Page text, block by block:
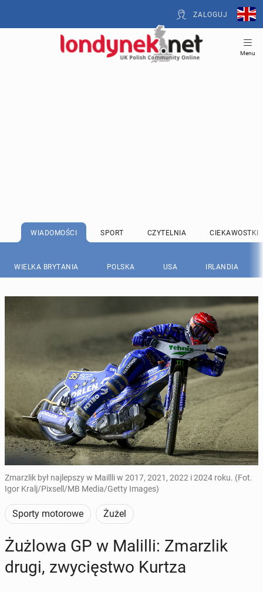
ZALOGUJ
Menu
WIADOMOŚCI SPORT CZYTELNIA CIEKAWOSTKI
WIELKA BRYTANIA POLSKA USA IRLANDIA
Zmarzlik był najlepszy w Maillli w 2017, 2021, 2022 i 2024 roku. (Fot.
Igor Kralj/Pixsell/MB Media/Getty Images)
Sporty motorowe Żużel
Żużlowa GP w Malilli: Zmar­z­lik
drugi, zwy­cię­stwo Kurtza